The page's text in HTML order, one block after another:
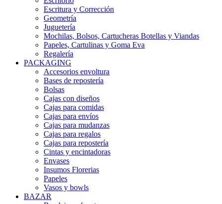
Escritura y Corrección
Geometría
Juguetería
Mochilas, Bolsos, Cartucheras Botellas y Viandas
Papeles, Cartulinas y Goma Eva
Regalería
PACKAGING
Accesorios envoltura
Bases de repostería
Bolsas
Cajas con diseños
Cajas para comidas
Cajas para envíos
Cajas para mudanzas
Cajas para regalos
Cajas para repostería
Cintas y encintadoras
Envases
Insumos Florerias
Papeles
Vasos y bowls
BAZAR